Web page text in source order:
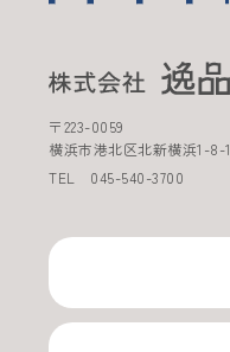
〒223-0059
横浜市港北区北新横浜1-8-1
TEL 045-540-3700